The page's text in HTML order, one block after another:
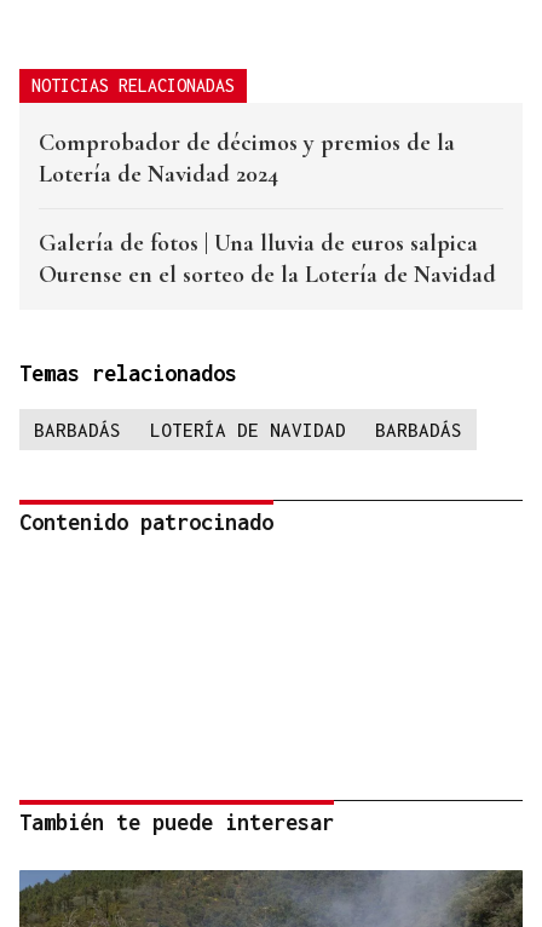
NOTICIAS RELACIONADAS
Comprobador de décimos y premios de la
Lotería de Navidad 2024
Galería de fotos | Una lluvia de euros salpica
Ourense en el sorteo de la Lotería de Navidad
Temas relacionados
BARBADÁS LOTERÍA DE NAVIDAD BARBADÁS
Contenido patrocinado
También te puede interesar